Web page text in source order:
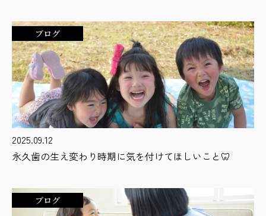
ブログ
2025.09.12
永久歯の生え変わり時期に気を付けてほしいこと🦷
ブログ